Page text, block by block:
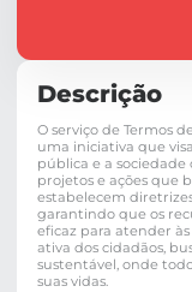
Descrição
O serviço de Termos
uma iniciativa que
pública e a
projetos e ações que
estabelecem
garantindo que os
eficaz para atender
ativa dos cidadãos,
sustentável, onde
suas vidas.